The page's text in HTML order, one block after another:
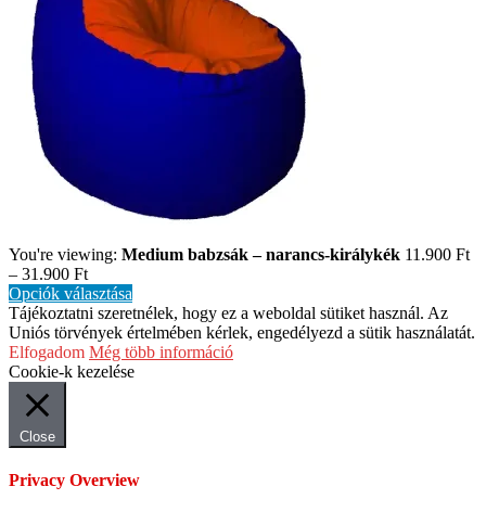
You're viewing: Medium babzsák – narancs-királykék 11.900 Ft
– 31.900 Ft
Opciók választása
Tájékoztatni szeretnélek, hogy ez a weboldal sütiket használ. Az
Uniós törvények értelmében kérlek, engedélyezd a sütik használatát.
Elfogadom Még több információ
Cookie-k kezelése
Close
Privacy Overview